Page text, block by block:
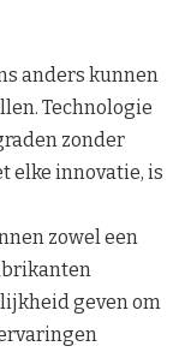
anders kunnen
Technologie
zonder
elke innovatie, is
zowel een
geven om